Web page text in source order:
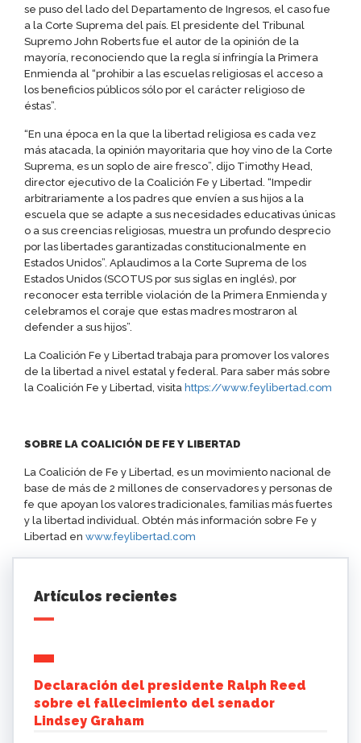
se puso del lado del Departamento de Ingresos, el caso fue
a la Corte Suprema del país. El presidente del Tribunal
Supremo John Roberts fue el autor de la opinión de la
mayoría, reconociendo que la regla sí infringía la Primera
Enmienda al “prohibir a las escuelas religiosas el acceso a
los beneficios públicos sólo por el carácter religioso de
éstas”.
“En una época en la que la libertad religiosa es cada vez
más atacada, la opinión mayoritaria que hoy vino de la Corte
Suprema, es un soplo de aire fresco”, dijo Timothy Head,
director ejecutivo de la Coalición Fe y Libertad. “Impedir
arbitrariamente a los padres que envíen a sus hijos a la
escuela que se adapte a sus necesidades educativas únicas
o a sus creencias religiosas, muestra un profundo desprecio
por las libertades garantizadas constitucionalmente en
Estados Unidos”. Aplaudimos a la Corte Suprema de los
Estados Unidos (SCOTUS por sus siglas en inglés), por
reconocer esta terrible violación de la Primera Enmienda y
celebramos el coraje que estas madres mostraron al
defender a sus hijos”.
La Coalición Fe y Libertad trabaja para promover los valores
de la libertad a nivel estatal y federal. Para saber más sobre
la Coalición Fe y Libertad, visita https://www.feylibertad.com
SOBRE LA COALICIÓN DE FE Y LIBERTAD
La Coalición de Fe y Libertad, es un movimiento nacional de
base de más de 2 millones de conservadores y personas de
fe que apoyan los valores tradicionales, familias más fuertes
y la libertad individual. Obtén más información sobre Fe y
Libertad en www.feylibertad.com
Artículos recientes
Declaración del presidente Ralph Reed
sobre el fallecimiento del senador
Lindsey Graham